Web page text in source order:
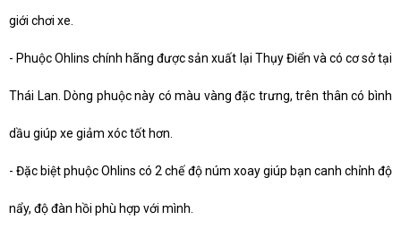
giới chơi xe.
- Phuộc Ohlins chính hãng được sản xuất lại Thụy Điển và có cơ sở tại
Thái Lan. Dòng phuộc này có màu vàng đặc trưng, trên thân có bình
dầu giúp xe giảm xóc tốt hơn.
-Đặc biệt phuộc Ohlins có 2 chế độ núm xoay giúp bạn canh chỉnh độ
nẩy, độ đàn hồi phù hợp với mình.